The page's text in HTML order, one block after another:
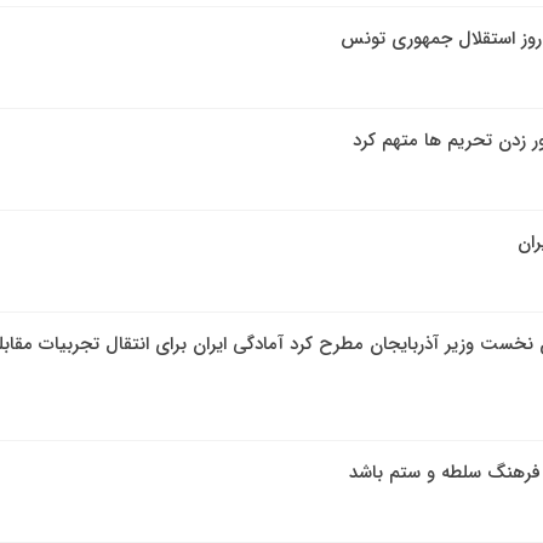
استقلال جمهوری تونس
وزیر آذربایجان مطرح کرد آمادگی ایران برای انتقال تجربیات
فرهنگ سلطه و ستم باشد